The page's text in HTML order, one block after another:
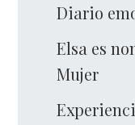
Diario
Elsa es
Mujer